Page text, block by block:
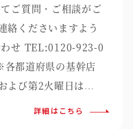
ご質問・ご相談がご
絡くださいますよう
わせ TEL:0120-923-0
都道府県の基幹店
よび第2火曜日は…
詳細はこちら